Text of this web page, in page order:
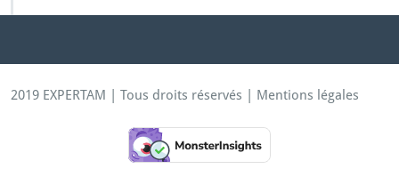
2019 EXPERTAM | Tous droits réservés | Mentions légales